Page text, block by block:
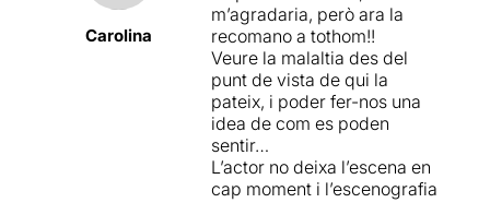
pensar que estem en el cap
de l’afectat) . L’altra part que
podem veure és la repetició
dels actes (“macarrons”) , el
pèrdua de reconeixement de
familiars i amics, la lucidesa
i fins i tot l’agressivitat. Tot
això ho podem apreciar en
aquest muntatge i que ens fa
Carolina
m’agradaria, però ara la
recomano a tothom!!
Veure la malaltia des del
punt de vista de qui la
pateix, i poder fer-nos una
idea de com es poden
sentir…
L’actor no deixa l’escena en
cap moment i l’escenografia